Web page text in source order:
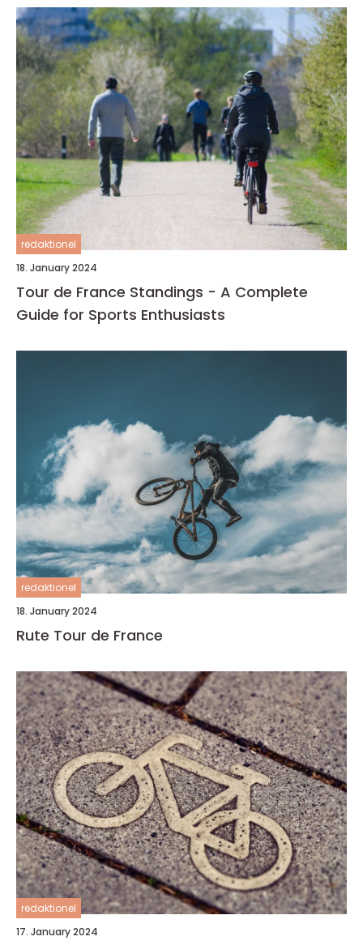
redaktionel
18. January 2024
Tour de France Standings - A Complete
Guide for Sports Enthusiasts
redaktionel
18. January 2024
Rute Tour de France
redaktionel
17. January 2024